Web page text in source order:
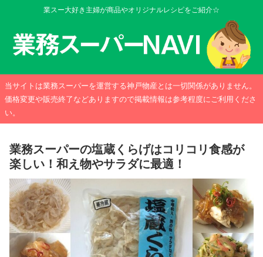
業スー大好き主婦が商品やオリジナルレシピをご紹介☆
当サイトは業務スーパーを運営する神戸物産とは一切関係がありません。
価格変更や販売終了などありますので掲載情報は参考程度にご利用くださ
い。
業務スーパーの塩蔵くらげはコリコリ食感が
楽しい！和え物やサラダに最適！